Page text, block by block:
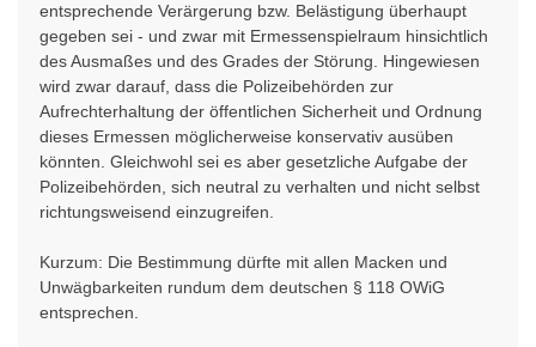
entsprechende Verärgerung bzw. Belästigung überhaupt
gegeben sei - und zwar mit Ermessenspielraum hinsichtlich
des Ausmaßes und des Grades der Störung. Hingewiesen
wird zwar darauf, dass die Polizeibehörden zur
Aufrechterhaltung der öffentlichen Sicherheit und Ordnung
dieses Ermessen möglicherweise konservativ ausüben
könnten. Gleichwohl sei es aber gesetzliche Aufgabe der
Polizeibehörden, sich neutral zu verhalten und nicht selbst
richtungsweisend einzugreifen.
Kurzum: Die Bestimmung dürfte mit allen Macken und
Unwägbarkeiten rundum dem deutschen § 118 OWiG
entsprechen.